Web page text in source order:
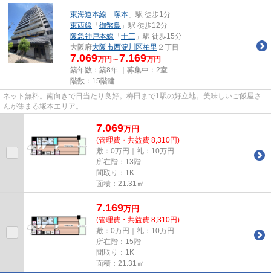
東海道本線 「 塚本 」駅 徒歩1分
東西線 「 御幣島 」駅 徒歩12分
阪急神戸本線 「 十三 」駅 徒歩15分
大阪府大阪市西淀川区柏里 ２丁目
7.069万円～7.169万円
築年数：築8年 ｜募集中： 2室
階数：15階建
ネット無料。南向きで日当たり良好。梅田まで1駅の好立地。美味しいご飯屋さ
んが集まる塚本エリア。
7.069万円
(管理費・共益費 8,310円)
敷：0万円｜礼：10万円
所在階：13階
間取り：1K
面積：21.31㎡
7.169万円
(管理費・共益費 8,310円)
敷：0万円｜礼：10万円
所在階：15階
間取り：1K
面積：21.31㎡